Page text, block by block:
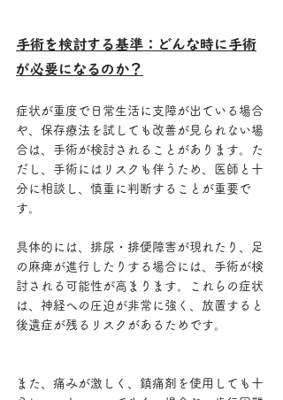
手術を検討する基準：どんな時に手術
が必要になるのか？
症状が重度で日常生活に支障が出ている場合
や、保存療法を試しても改善が見られない場
合は、手術が検討されることがあります。た
だし、手術にはリスクも伴うため、医師と十
分に相談し、慎重に判断することが重要で
す。
具体的には、排尿・排便障害が現れたり、足
の麻痺が進行したりする場合には、手術が検
討される可能性が高まります。これらの症状
は、神経への圧迫が非常に強く、放置すると
後遺症が残るリスクがあるためです。
また、痛みが激しく、鎮痛剤を使用しても十